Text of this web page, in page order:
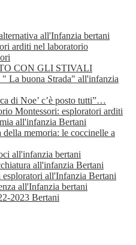
all'Infanzia bertani
arditi nel laboratorio
CON GLI STIVALI
" La buona Strada" all'infanzia
di Noe’ c’è posto tutti”…
Montessori: esploratori arditi
all'infanzia Bertani
della memoria: le coccinelle a
all'infanzia bertani
all'infanzia Bertani
all'Infanzia Bertani
all'Infanzia bertani
2023 Bertani